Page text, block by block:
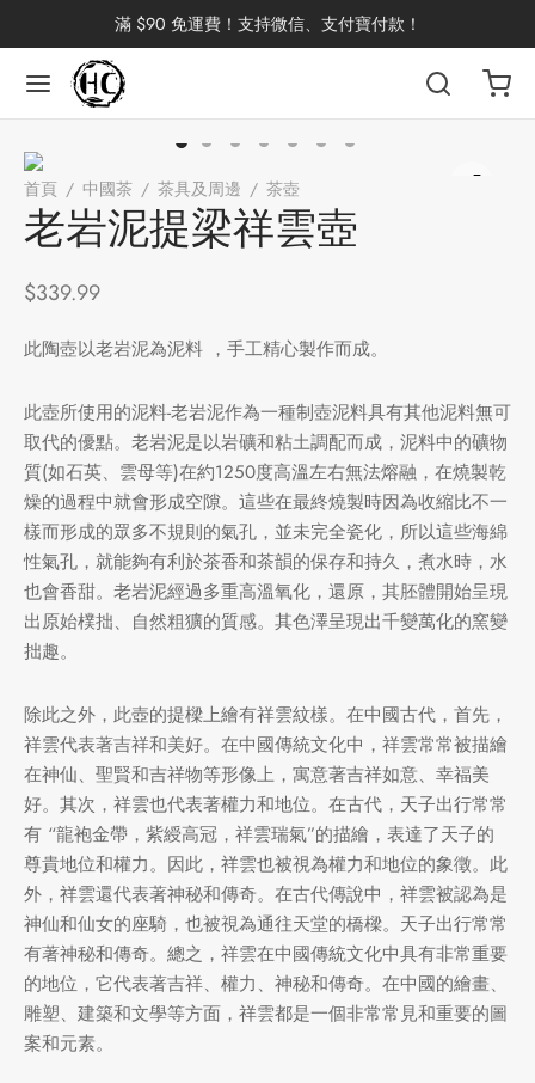
滿 $90 免運費！支持微信、支付寶付款！
首頁 / 中國茶 / 茶具及周邊 / 茶壺
老岩泥提梁祥雲壺
$339.99
此陶壺以老岩泥為泥料 ，手工精心製作而成。
此壺所使用的泥料-老岩泥作為一種制壺泥料具有其他泥料無可
取代的優點。老岩泥是以岩礦和粘土調配而成，泥料中的礦物
質(如石英、雲母等)在約1250度高溫左右無法熔融，在燒製乾
燥的過程中就會形成空隙。這些在最終燒製時因為收縮比不一
樣而形成的眾多不規則的氣孔，並未完全瓷化，所以這些海綿
性氣孔，就能夠有利於茶香和茶韻的保存和持久，煮水時，水
也會香甜。老岩泥經過多重高溫氧化，還原，其胚體開始呈現
出原始樸拙、自然粗獷的質感。其色澤呈現出千變萬化的窯變
拙趣。
除此之外，此壺的提樑上繪有祥雲紋樣。在中國古代，首先，
祥雲代表著吉祥和美好。在中國傳統文化中，祥雲常常被描繪
在神仙、聖賢和吉祥物等形像上，寓意著吉祥如意、幸福美
好。其次，祥雲也代表著權力和地位。在古代，天子出行常常
有 “龍袍金帶，紫綬高冠，祥雲瑞氣”的描繪，表達了天子的
尊貴地位和權力。因此，祥雲也被視為權力和地位的象徵。此
外，祥雲還代表著神秘和傳奇。在古代傳說中，祥雲被認為是
神仙和仙女的座騎，也被視為通往天堂的橋樑。天子出行常常
有著神秘和傳奇。總之，祥雲在中國傳統文化中具有非常重要
的地位，它代表著吉祥、權力、神秘和傳奇。在中國的繪畫、
雕塑、建築和文學等方面，祥雲都是一個非常常見和重要的圖
案和元素。
茶
品
分類
分類
因含量分類
分類
分類
分類
分類
茶坊
因含量分類
分類
分類
周邊
裝
具
儲